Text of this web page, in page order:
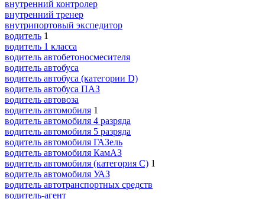
внутренний контролер
внутренний тренер
внутрипортовый экспедитор
водитель 1
водитель 1 класса
водитель автобетоносмесителя
водитель автобуса
водитель автобуса (категории D)
водитель автобуса ПАЗ
водитель автовоза
водитель автомобиля 1
водитель автомобиля 4 разряда
водитель автомобиля 5 разряда
водитель автомобиля ГАЗель
водитель автомобиля КамАЗ
водитель автомобиля (категория C) 1
водитель автомобиля УАЗ
водитель автотранспортных средств
водитель-агент